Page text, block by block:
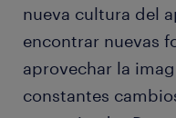
nueva cultura del
encontrar nuevas
aprovechar la
constantes